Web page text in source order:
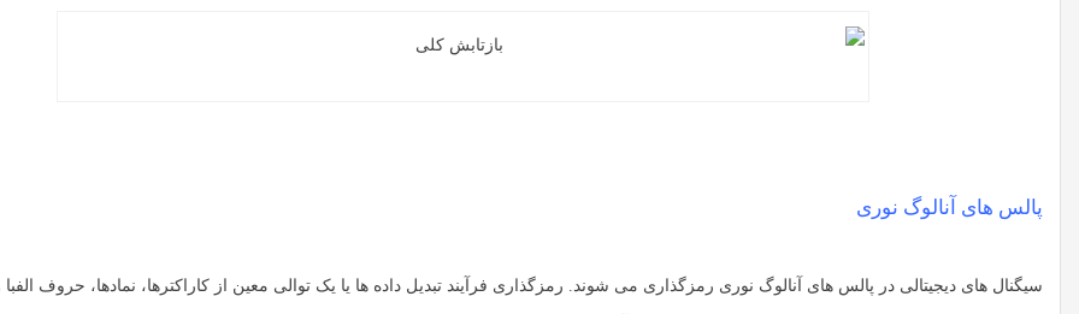
پالس های آنالوگ نوری
سیگنال های دیجیتالی در پالس های آنالوگ نوری رمزگذاری می شوند. رمزگذاری فرآیند تبدیل داده ها یا یک توالی معین از کاراکترها، نمادها، حروف